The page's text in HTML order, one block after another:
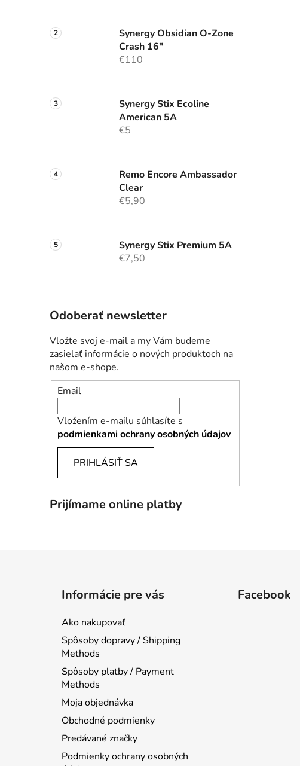
Synergy Obsidian O-Zone
Crash 16"
€110
Synergy Stix Ecoline
American 5A
€5
Remo Encore Ambassador
Clear
€5,90
Synergy Stix Premium 5A
€7,50
Odoberať newsletter
Vložte svoj e-mail a my Vám budeme
zasielať informácie o nových produktoch na
našom e-shope.
Email
Vložením e-mailu súhlasíte s
podmienkami ochrany osobných údajov
PRIHLÁSIŤ SA
Prijímame online platby
Informácie pre vás
Ako nakupovať
Spôsoby dopravy / Shipping
Methods
Spôsoby platby / Payment
Methods
Moja objednávka
Obchodné podmienky
Predávané značky
Podmienky ochrany osobných
Facebook